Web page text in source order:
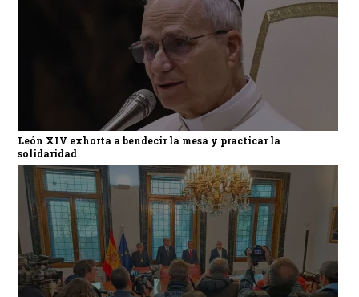
León XIV exhorta a bendecir la mesa y practicar la
solidaridad